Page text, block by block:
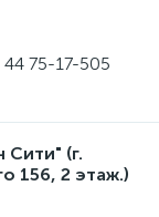
75-17-505
Сити" (г.
156, 2 этаж.)